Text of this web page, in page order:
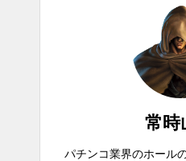
常時
パチンコ業界のホール